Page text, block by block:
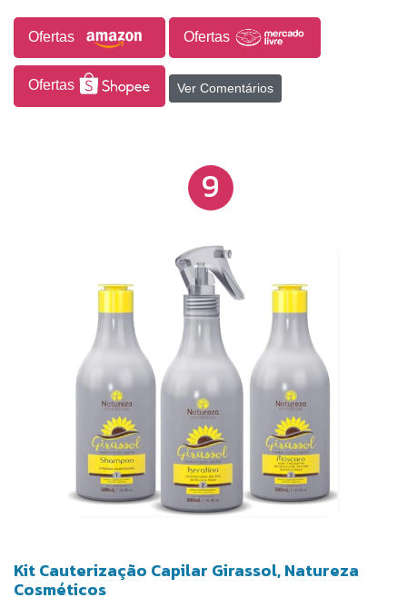
proporcionando desembaraço, reestruturação e
efeito liso com brilho duradouro. Em seguida, a
Alisamento Progressiva Vinhoterapia Tratamento
Treeliss utiliza tecnologia de tripla ação que realiza
saúde ao cabelo. Para finalizar, a Máscara
Hidratação Capilar Vinhoterapia Treeliss neutraliza
intensamente e preserva os resultados dos
tratamentos por mais tempo.
Ofertas Ofertas
Ofertas Ver Comentários
9
Kit Cauterização Capilar Girassol, Natureza
Cosméticos